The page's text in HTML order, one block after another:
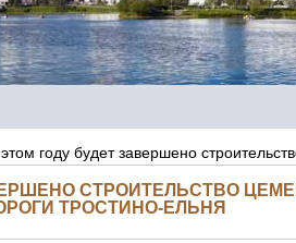
году будет завершено
СТРОИТЕЛЬСТВО
ТРОСТИНО-ЕЛЬНЯ